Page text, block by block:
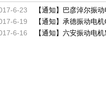
6-23
【通知】巴彦淖尔振
6-19 【通知】承德振动电机
6-16 【通知】六安振动电